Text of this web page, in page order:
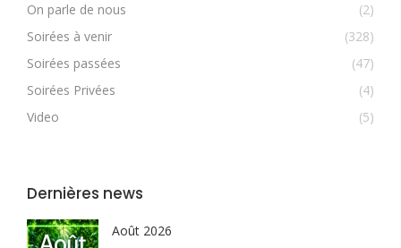
On parle de nous
(2)
Soirées à venir
(328)
Soirées passées
(47)
Soirées Privées
(4)
Video
(5)
Dernières news
Août 2026